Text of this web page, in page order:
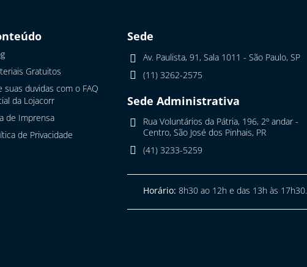
Gratuitos
suas duvidas com o FAQ
da Lojacorr
de Imprensa
de Privacidade
Sede
Av. Paulista, 91, Sala 1011 - São Paulo, SP
(11) 3262-2575
Sede Administrativa
Rua Voluntários da Pátria, 196, 2º andar -
Centro, São José dos Pinhais, PR
(41) 3233-5259
Horário: 8h30 ao 12h e das 13h às 17h30.